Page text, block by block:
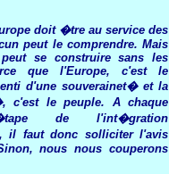
doit �tre au service des
peut le comprendre. Mais
se construire sans les
que l'Europe, c'est le
d'une souverainet� et la
c'est le peuple. A chaque
de l'int�gration
il faut donc solliciter l'avis
nous nous couperons